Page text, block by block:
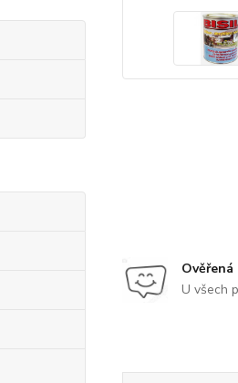
U všech